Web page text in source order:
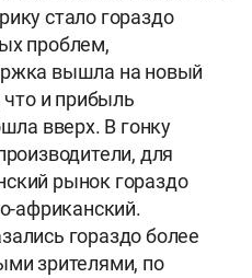
стало гораздо
проблем,
вышла на новый
и прибыль
вверх. В гонку
для
рынок гораздо
африканский.
гораздо более
зрителями, по